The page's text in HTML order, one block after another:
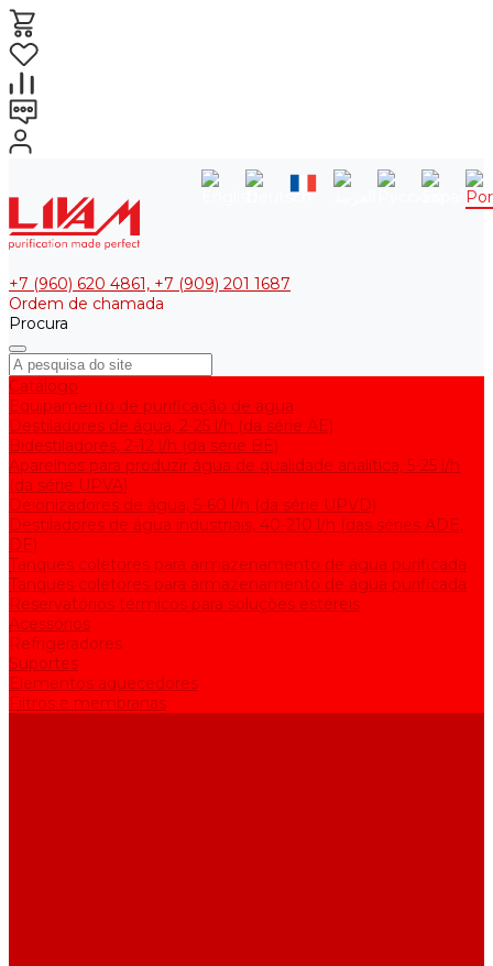
+7 (960) 620 4861, +7 (909) 201 1687
Ordem de chamada
Procura
Catálogo
Equipamento de purificação de água
Destiladores de água, 2-25 l/h (da série АE)
Bidestiladores, 2-12 l/h (da série BE)
Aparelhos para produzir água de qualidade analítica, 5-25 l/h
(da série UPVA)
Deionizadores de água, 5-60 l/h (da série UPVD)
Destiladores de água industriais, 40-210 l/h (das séries ADE,
DE)
Tanques coletores para armazenamento de água purificada
Tanques coletores para armazenamento de água purificada
Reservatórios térmicos para soluções estéreis
Acessórios
Refrigeradores
Suportes
Elementos aquecedores
Filtros e membranas